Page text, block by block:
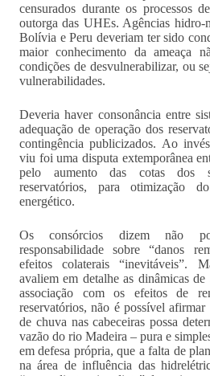
censurados durante os processos
outorga das UHEs. Agências hidro-
Bolívia e Peru deveriam ter sido
maior conhecimento da ameaça
condições de desvulnerabilizar, ou
vulnerabilidades.
Deveria haver consonância entre
adequação de operação dos
contingência publicizados. Ao
viu foi uma disputa extemporânea
pelo aumento das cotas dos
reservatórios, para otimização
energético.
Os consórcios dizem não
responsabilidade sobre “danos
efeitos colaterais “inevitáveis”.
avaliem em detalhe as dinâmicas de
associação com os efeitos de
reservatórios, não é possível afirmar
de chuva nas cabeceiras possa
vazão do rio Madeira – pura e
em defesa própria, que a falta de
na área de influência das